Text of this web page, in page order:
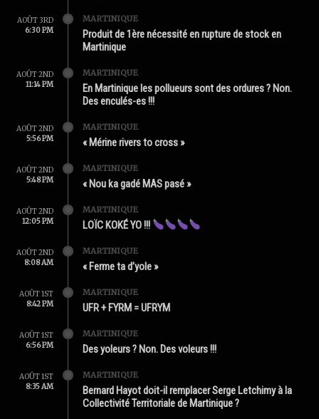
AOÛT 3RD
6:30 PM
MARTINIQUE
Produit de 1ère nécessité en rupture de stock en
Martinique
AOÛT 2ND
11:14 PM
MARTINIQUE
En Martinique les pollueurs sont des ordures ? Non.
Des enculés-es !!!
AOÛT 2ND
5:56 PM
MARTINIQUE
« Mérine rivers to cross »
AOÛT 2ND
5:48 PM
MARTINIQUE
« Nou ka gadé MAS pasé »
AOÛT 2ND
12:05 PM
MARTINIQUE
LOÏC KOKÉ YO !!!
AOÛT 2ND
8:08 AM
MARTINIQUE
« Ferme ta d’yole »
AOÛT 1ST
8:42 PM
MARTINIQUE
UFR + FYRM = UFRYM
AOÛT 1ST
6:56 PM
MARTINIQUE
Des yoleurs ? Non. Des voleurs !!!
AOÛT 1ST
8:35 AM
MARTINIQUE
Bernard Hayot doit-il remplacer Serge Letchimy à la
Collectivité Territoriale de Martinique ?